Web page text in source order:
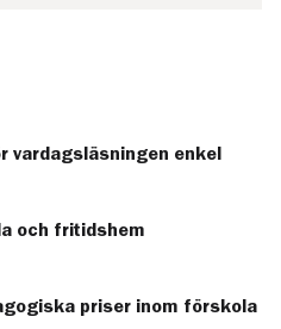
vardagsläsningen enkel
och fritidshem
priser inom förskola